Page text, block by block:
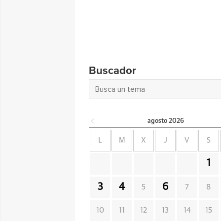
Buscador
agosto 2026
L M X J V S
1
3 4 5 6 7 8
10 11 12 13 14 15